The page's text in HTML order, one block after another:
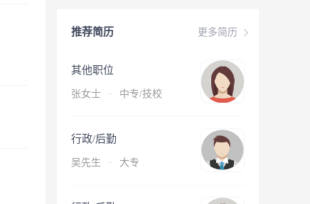
更多简历
推荐简历
其他职位
张女士 · 中专/技校
行政/后勤
吴先生 · 大专